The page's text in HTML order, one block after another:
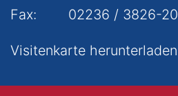
Fax:
02236 / 3826-20
Visitenkarte herunterladen